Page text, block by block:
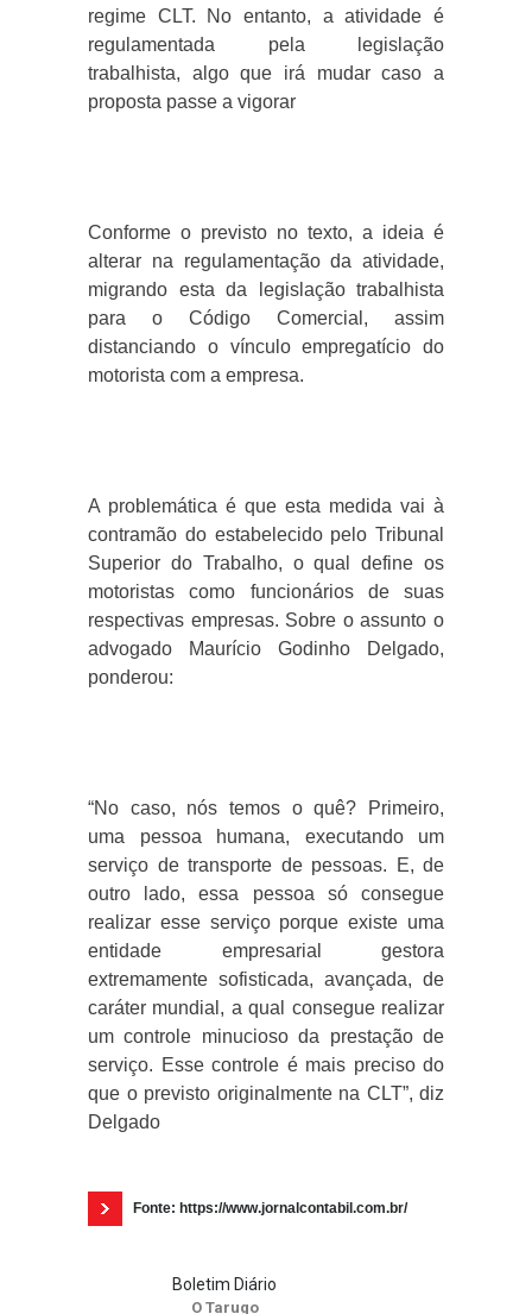
regime CLT. No entanto, a atividade é
regulamentada pela legislação
trabalhista, algo que irá mudar caso a
proposta passe a vigorar
Conforme o previsto no texto, a ideia é
alterar na regulamentação da atividade,
migrando esta da legislação trabalhista
para o Código Comercial, assim
distanciando o vínculo empregatício do
motorista com a empresa.
A problemática é que esta medida vai à
contramão do estabelecido pelo Tribunal
Superior do Trabalho, o qual define os
motoristas como funcionários de suas
respectivas empresas. Sobre o assunto o
advogado Maurício Godinho Delgado,
ponderou:
“No caso, nós temos o quê? Primeiro,
uma pessoa humana, executando um
serviço de transporte de pessoas. E, de
outro lado, essa pessoa só consegue
realizar esse serviço porque existe uma
entidade empresarial gestora
extremamente sofisticada, avançada, de
caráter mundial, a qual consegue realizar
um controle minucioso da prestação de
serviço. Esse controle é mais preciso do
que o previsto originalmente na CLT”, diz
Delgado
Fonte: https://www.jornalcontabil.com.br/
Boletim Diário
O Tarugo